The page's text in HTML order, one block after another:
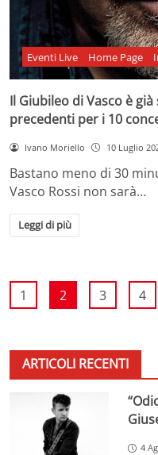
Eventi Live Home Page
Il Giubileo di Vasco è
precedenti per i 10
Ivano Moriello 10 Luglio
Bastano meno di 30
Vasco Rossi non sarà…
Leggi di più
1 2 3 4
ARTICOLI RECENTI
4